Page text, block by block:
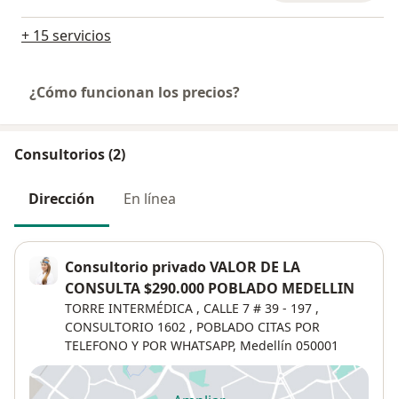
+ 15 servicios
¿Cómo funcionan los precios?
Consultorios (2)
Dirección En línea
Consultorio privado VALOR DE LA
CONSULTA $290.000 POBLADO MEDELLIN
TORRE INTERMÉDICA , CALLE 7 # 39 - 197 ,
CONSULTORIO 1602 , POBLADO CITAS POR
TELEFONO Y POR WHATSAPP, Medellín 050001